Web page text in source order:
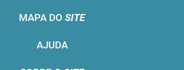
MAPA DO SITE
AJUDA